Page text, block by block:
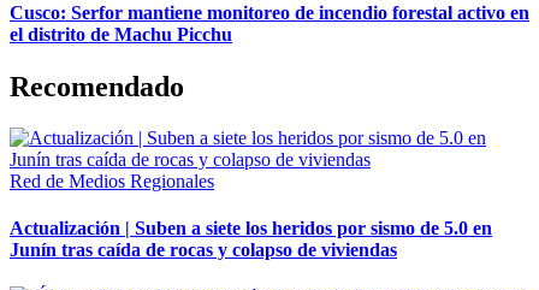
Cusco: Serfor mantiene monitoreo de incendio forestal activo en
el distrito de Machu Picchu
Recomendado
Red de Medios Regionales
Actualización | Suben a siete los heridos por sismo de 5.0 en
Junín tras caída de rocas y colapso de viviendas